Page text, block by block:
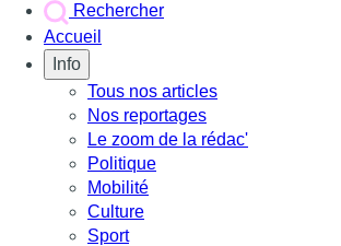
Rechercher
Accueil
Info
Tous nos articles
Nos reportages
Le zoom de la rédac'
Politique
Mobilité
Culture
Sport